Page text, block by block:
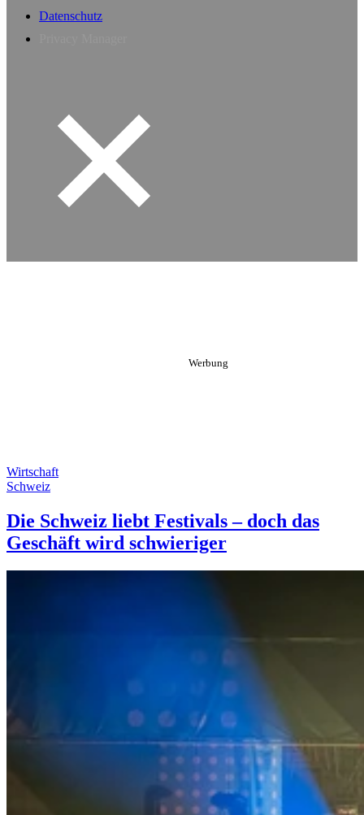
Datenschutz
Wirtschaft
Schweiz
Die Schweiz liebt Festivals – doch das
Geschäft wird schwieriger